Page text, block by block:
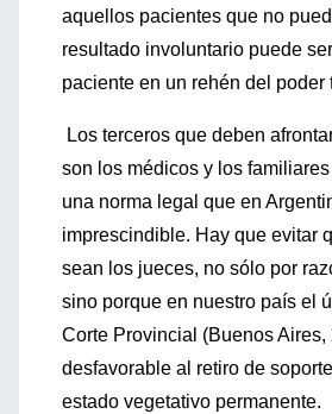
aquellos pacientes que no
resultado involuntario puede
paciente en un rehén del poder
Los terceros que deben
son los médicos y los
una norma legal que en
imprescindible. Hay que evitar
sean los jueces, no sólo por
sino porque en nuestro país el
Corte Provincial (Buenos Aires,
desfavorable al retiro de
estado vegetativo permanente.